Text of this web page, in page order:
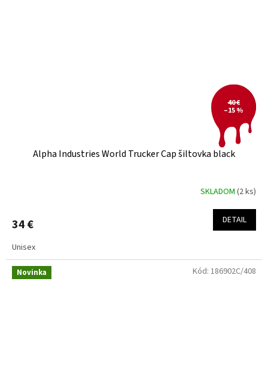
40 €
–15 %
Alpha Industries World Trucker Cap šiltovka black
SKLADOM (2 ks)
34 € DETAIL
Unisex
Novinka Kód: 186902C/408